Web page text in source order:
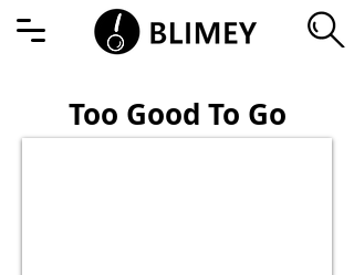
Too Good To Go